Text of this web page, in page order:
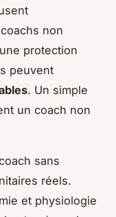
non
protection
peuvent
. Un simple
un coach non
sans
réels.
et physiologie